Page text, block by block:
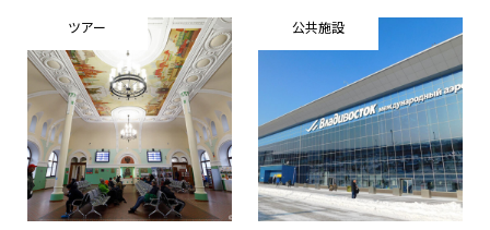
ツアー 公共施設